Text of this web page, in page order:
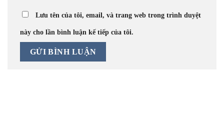
Lưu tên của tôi, email, và trang web trong trình duyệt
này cho lần bình luận kế tiếp của tôi.